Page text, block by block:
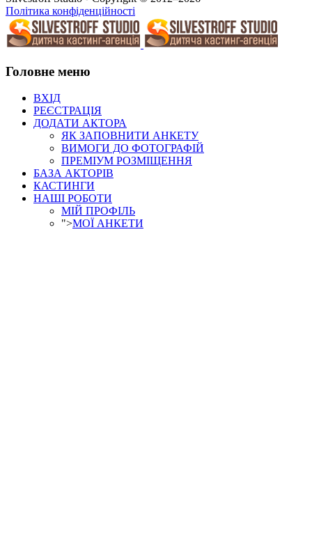
Політика конфіденційності
Головне меню
ВХІД
РЕЄСТРАЦІЯ
ДОДАТИ АКТОРА
ЯК ЗАПОВНИТИ АНКЕТУ
ВИМОГИ ДО ФОТОГРАФІЙ
ПРЕМІУМ РОЗМІЩЕННЯ
БАЗА АКТОРІВ
КАСТИНГИ
НАШІ РОБОТИ
МІЙ ПРОФІЛЬ
">МОЇ АНКЕТИ